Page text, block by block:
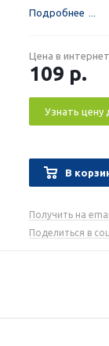
Подробнее
Цена в
109 р.
Узнать цену
В
Получить на
Поделиться в